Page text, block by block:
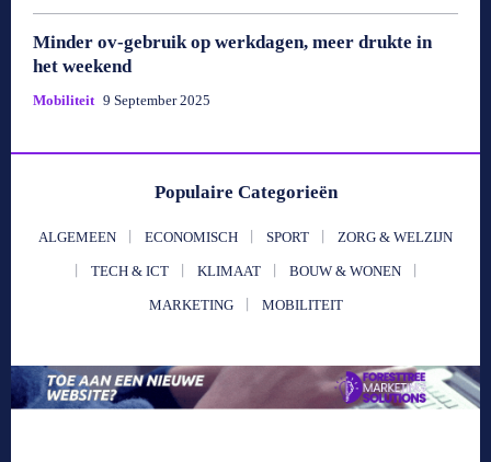
Minder ov-gebruik op werkdagen, meer drukte in
het weekend
Mobiliteit 9 September 2025
Populaire Categorieën
ALGEMEEN ECONOMISCH SPORT ZORG & WELZIJN
TECH & ICT KLIMAAT BOUW & WONEN
MARKETING MOBILITEIT